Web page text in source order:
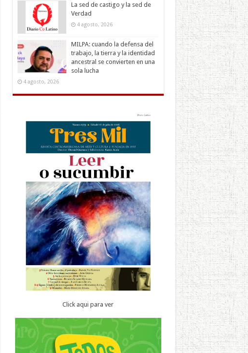
La sed de castigo y la sed de
Verdad
4 agosto, 2026
MILPA: cuando la defensa del
trabajo, la tierra y la identidad
ancestral se convierten en una
sola lucha
4 agosto, 2026
Click aqui para ver